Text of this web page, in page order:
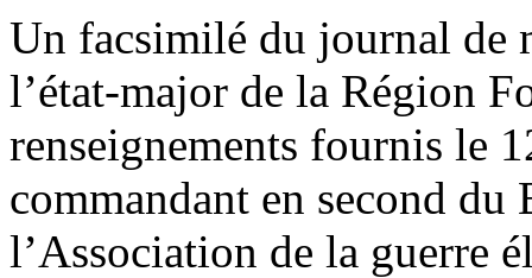
Un facsimilé du journal de
l’état-major de la Région
renseignements fournis le
commandant en second
l’Association de la guerre